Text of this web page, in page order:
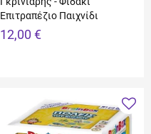
Επιτραπέζιο Παιχνίδι
12,00 €